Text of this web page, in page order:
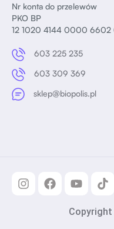
Nr konta do przelewów
PKO BP
12 1020 4144 0000 6602
603 225 235
603 309 369
sklep@biopolis.pl
Copyright